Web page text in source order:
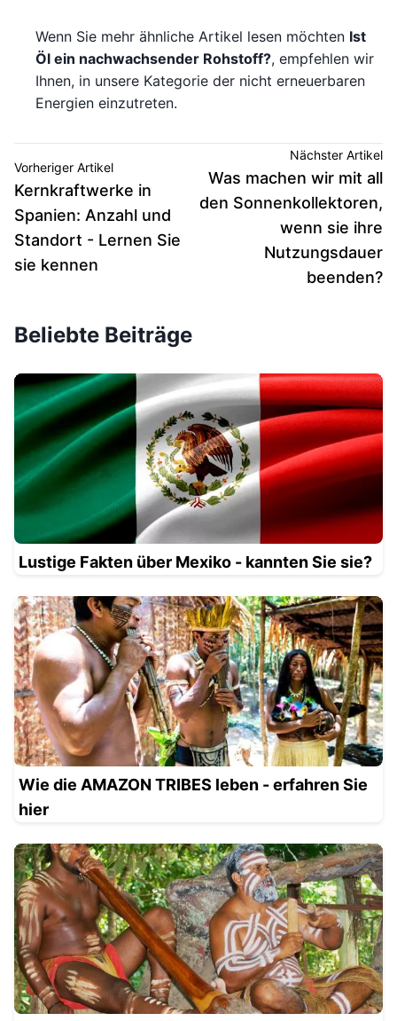
Wenn Sie mehr ähnliche Artikel lesen möchten Ist
Öl ein nachwachsender Rohstoff?, empfehlen wir
Ihnen, in unsere Kategorie der nicht erneuerbaren
Energien einzutreten.
Vorheriger Artikel
Kernkraftwerke in
Spanien: Anzahl und
Standort - Lernen Sie
sie kennen
Nächster Artikel
Was machen wir mit all
den Sonnenkollektoren,
wenn sie ihre
Nutzungsdauer
beenden?
Beliebte Beiträge
Lustige Fakten über Mexiko - kannten Sie sie?
Wie die AMAZON TRIBES leben - erfahren Sie
hier